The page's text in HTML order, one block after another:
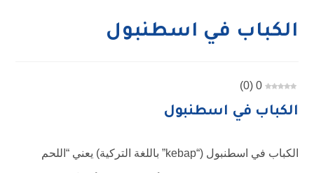
الكباب في اسطنبول
0
(
0
)
الكباب في اسطنبول
الكباب في اسطنبول (“kebap” باللغة التركية) يعني “اللحم